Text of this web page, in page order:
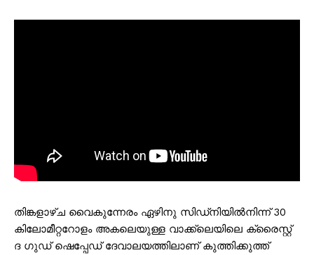
തിങ്കളാഴ്‌ച വൈകുന്നേരം ഏഴിനു സിഡ്നിയിൽനിന്ന് 30
കിലോമീറ്ററോളം അകലെയുള്ള വാക്ക്‌ലെയിലെ ക്രൈസ്റ്റ്
ദ ഗുഡ് ഷെപ്പേഡ് ദേവാലയത്തിലാണ് കുത്തിക്കുത്ത്